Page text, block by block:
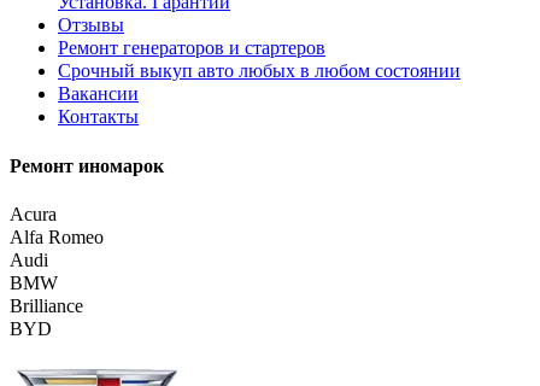
Отзывы
Ремонт генераторов и стартеров
Cрочный выкуп авто любых в любом состоянии
Вакансии
Контакты
Ремонт иномарок
Acura
Alfa Romeo
Audi
BMW
Brilliance
BYD